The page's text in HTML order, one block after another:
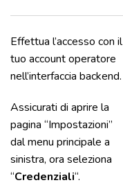
Effettua l’accesso con il
tuo account operatore
nell’interfaccia backend.
Assicurati di aprire la
pagina “Impostazioni”
dal menu principale a
sinistra, ora seleziona
“Credenziali“.